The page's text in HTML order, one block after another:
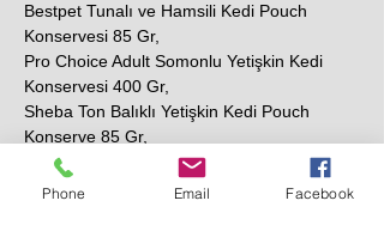
Bestpet Tunalı ve Hamsili Kedi Pouch
Konservesi 85 Gr,
Pro Choice Adult Somonlu Yetişkin Kedi
Konservesi 400 Gr,
Sheba Ton Balıklı Yetişkin Kedi Pouch
Konserve 85 Gr,
N&D Prime Tavuklu ve Narlı Tahılsız Yetişkin
Kedi Konservesi 80 Gr,
Phone Email Facebook